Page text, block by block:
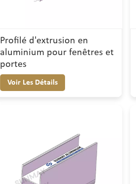
Profilé d'extrusion en
aluminium pour fenêtres et
portes
Voir Les Détails